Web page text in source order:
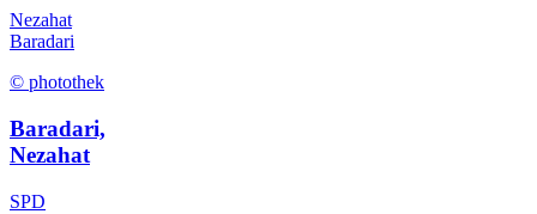
Baradari,
Nezahat
SPD